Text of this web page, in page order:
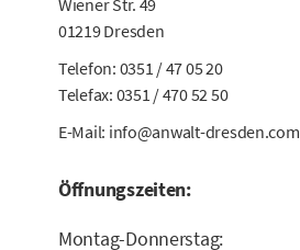
01219 Dresden
Telefon: 0351 / 47 05 20
Telefax: 0351 / 470 52 50
E-Mail: info@anwalt-dresden.com
Öffnungszeiten:
Montag-Donnerstag: